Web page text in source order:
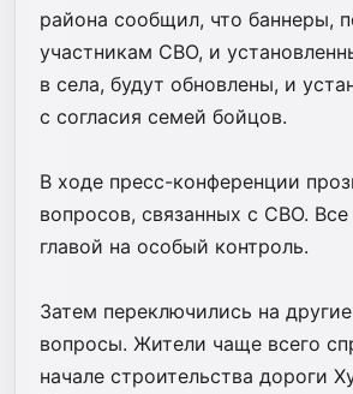
района сообщил, что баннеры,
участникам СВО, и
в села, будут обновлены, и
с согласия семей бойцов.
В ходе пресс-конференции
вопросов, связанных с СВО.
главой на особый контроль.
Затем переключились на
вопросы. Жители чаще всего
начале строительства дороги